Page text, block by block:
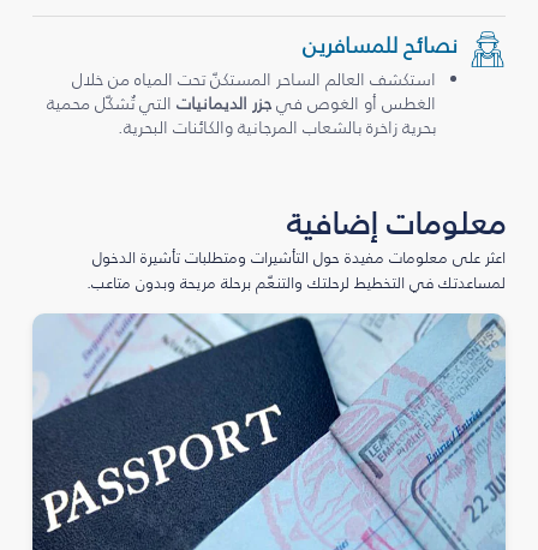
نصائح للمسافرين
استكشف العالم الساحر المستكنّ تحت المياه من خلال
الغطس أو الغوص فيجزر الديمانياتالتي تُشكّل محمية
بحرية زاخرة بالشعاب المرجانية والكائنات البحرية.
معلومات إضافية
اعثر على معلومات مفيدة حول التأشيرات ومتطلبات تأشيرة الدخول
لمساعدتك في التخطيط لرحلتك والتنعّم برحلة مريحة وبدون متاعب.